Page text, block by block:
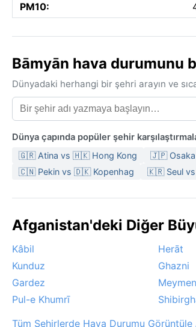
PM10:
Bāmyān hava durumunu
Dünyadaki herhangi bir şehri arayın ve
Dünya çapında popüler şehir
🇬🇷 Atina vs 🇭🇰 Hong Kong 🇯🇵
🇨🇳 Pekin vs 🇩🇰 Kopenhag
🇰🇷 Seul
Afganistan'deki Diğer
Kâbil Herāt
Kunduz
Ghazni
Gardez
Pul-e Khumrī
Tüm Şehirlerde Hava Durumu